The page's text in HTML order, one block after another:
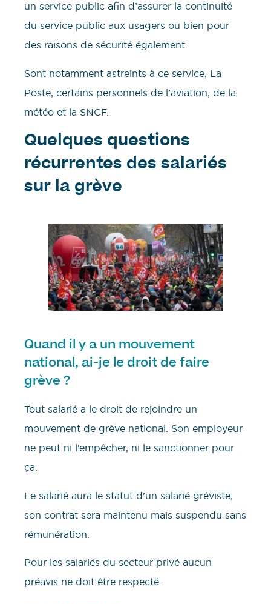
un service public afin d’assurer la continuité
du service public aux usagers ou bien pour
des raisons de sécurité également.
Sont notamment astreints à ce service, La
Poste, certains personnels de l’aviation, de la
météo et la SNCF.
Quelques questions
récurrentes des salariés
sur la grève
Quand il y a un mouvement
national, ai-je le droit de faire
grève ?
Tout salarié a le droit de rejoindre un
mouvement de grève national. Son employeur
ne peut ni l’empêcher, ni le sanctionner pour
ça.
Le salarié aura le statut d’un salarié gréviste,
son contrat sera maintenu mais suspendu sans
rémunération.
Pour les salariés du secteur privé aucun
préavis ne doit être respecté.